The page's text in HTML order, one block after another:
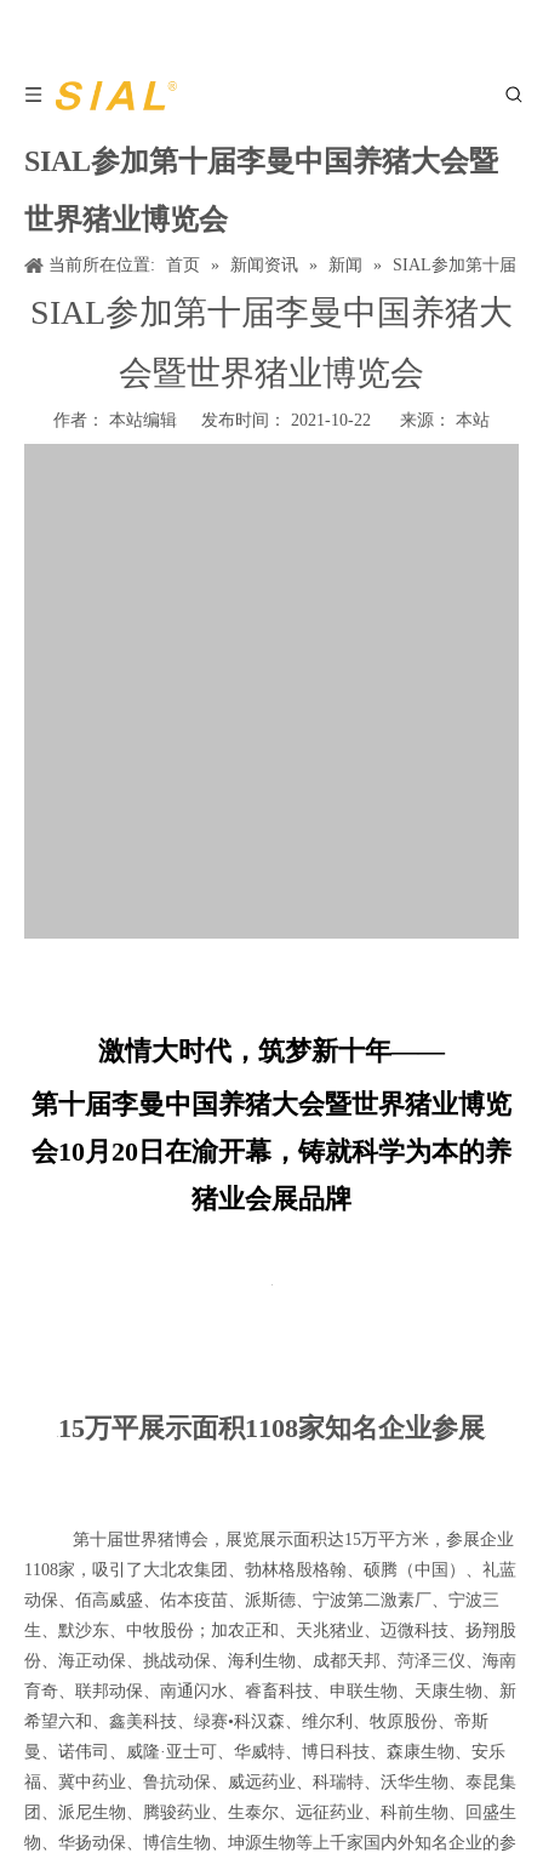
SIAL参加第十届李曼中国养猪大会暨
世界猪业博览会
当前所在位置: 首页 » 新闻资讯 » 新闻 »
SIAL参加第十届
李曼中国养猪大会暨世界猪业博览会
SIAL参加第十届李曼中国养猪大
会暨世界猪业博览会
作者： 本站编辑 发布时间： 2021-10-22 来源： 本站
激情大时代，筑梦新十年——
第十届李曼中国养猪大会暨世界猪业博览
会10月20日在渝开幕，铸就科学为本的养
猪业会展品牌
15万平展示面积1108家知名企业参展
第十届世界猪博会，展览展示面积达15万平方米，参展企业
1108家，吸引了大北农集团、勃林格殷格翰、硕腾（中国）、礼蓝
动保、佰高威盛、佑本疫苗、派斯德、宁波第二激素厂、宁波三
生、默沙东、中牧股份；加农正和、天兆猪业、迈微科技、扬翔股
份、海正动保、挑战动保、海利生物、成都天邦、菏泽三仪、海南
育奇、联邦动保、南通闪水、睿畜科技、申联生物、天康生物、新
希望六和、鑫美科技、绿赛•科汉森、维尔利、牧原股份、帝斯
曼、诺伟司、威隆·亚士可、华威特、博日科技、森康生物、安乐
福、冀中药业、鲁抗动保、威远药业、科瑞特、沃华生物、泰昆集
团、派尼生物、腾骏药业、生泰尔、远征药业、科前生物、回盛生
物、华扬动保、博信生物、坤源生物等上千家国内外知名企业的参